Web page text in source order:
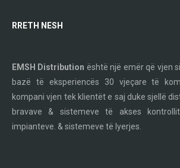
RRETH NESH
EMSH Distribution është një emër që vjen
bazë të eksperiencës 30 vjeçare të
kompani vjen tek klientët e saj duke sjellë
bravave & sistemeve të akses
impianteve. & sistemeve të lyerjes.